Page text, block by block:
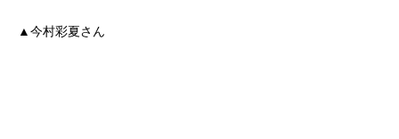
▲今村彩夏さん